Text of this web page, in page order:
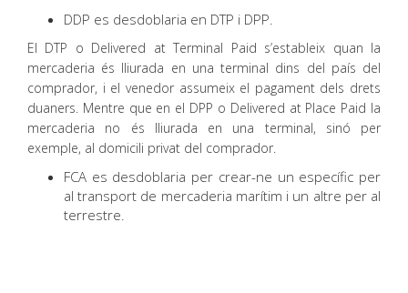
DDP es desdoblaria en DTP i DPP.
El DTP o Delivered at Terminal Paid s’estableix quan la
mercaderia és lliurada en una terminal dins del país del
comprador, i el venedor assumeix el pagament dels drets
duaners. Mentre que en el DPP o Delivered at Place Paid la
mercaderia no és lliurada en una terminal, sinó per
exemple, al domicili privat del comprador.
FCA es desdoblaria per crear-ne un específic per
al transport de mercaderia marítim i un altre per al
terrestre.